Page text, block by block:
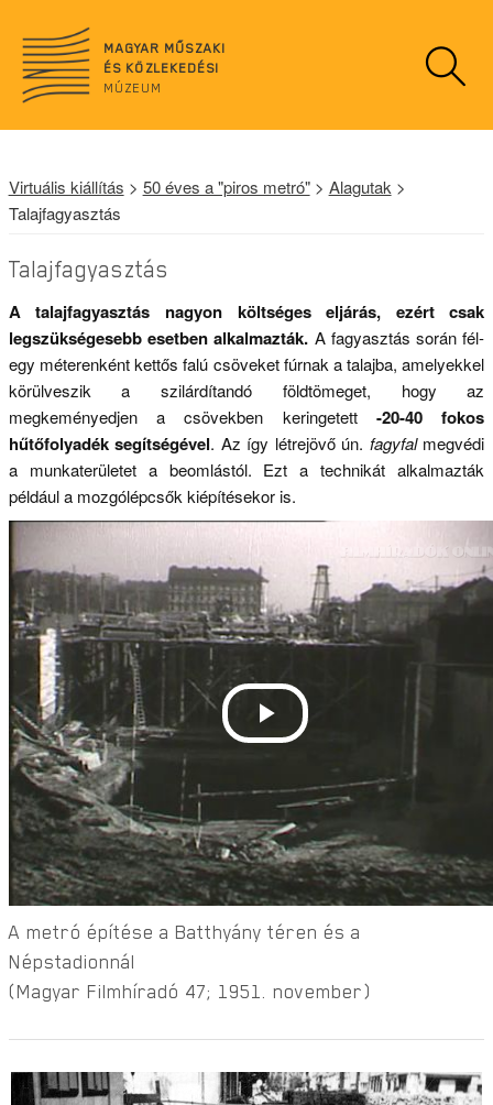
a
MAGYAR MŰSZAKI
ÉS KÖZLEKEDÉSI
MÚZEUM
Virtuális kiállítás > 50 éves a "piros metró"> Alagutak >
Talajfagyasztás
Talajfagyasztás
A talajfagyasztás nagyon költséges eljárás, ezért csak
legszükségesebb esetben alkalmazták. A fagyasztás során fél-
egy méterenként kettős falú csöveket fúrnak a talajba, amelyekkel
körülveszik a szilárdítandó földtömeget, hogy az
megkeményedjen a csövekben keringetett-20-40 fokos
hűtőfolyadék segítségével. Az így létrejövő ún. fagyfal megvédi
a munkaterületet a beomlástól. Ezt a technikát alkalmazták
például a mozgólépcsők kiépítésekor is.
A metró építése a Batthyány téren és a
Népstadionnál
(Magyar Filmhíradó 47; 1951. november)